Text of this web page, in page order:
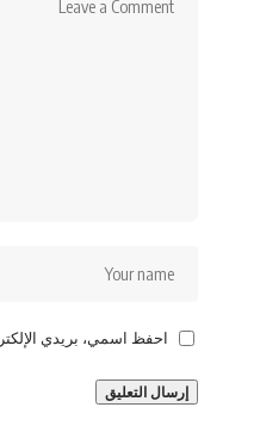
احفظ اسمي، بريدي